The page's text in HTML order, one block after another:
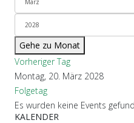
Gehe zu Monat
Vorheriger Tag
Montag, 20. März 2028
Folgetag
Es wurden keine Events
KALENDER